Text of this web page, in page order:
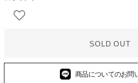
SOLD OUT
商品についてのお問